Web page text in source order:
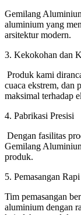
Gemilang
aluminium yang
arsitektur modern.
3. Kekokohan dan
Produk kami
cuaca ekstrem, dan
maksimal terhadap
4. Pabrikasi Presisi
Dengan fasilitas
Gemilang
produk.
5. Pemasangan
Tim pemasangan
aluminium dengan